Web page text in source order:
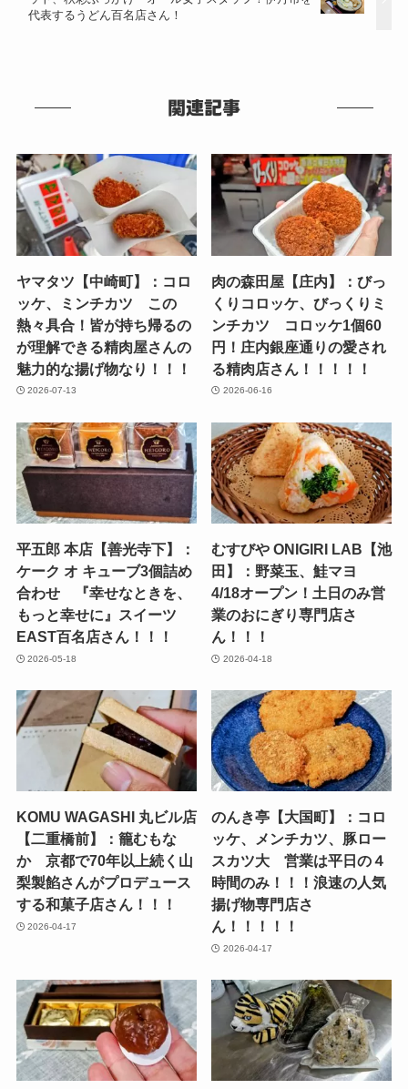
代表するうどん百名店さん！
関連記事
ヤマタツ【中崎町】：コロ
ッケ、ミンチカツ この
熱々具合！皆が持ち帰るの
が理解できる精肉屋さんの
魅力的な揚げ物なり！！！
2026-07-13
肉の森田屋【庄内】：びっ
くりコロッケ、びっくりミ
ンチカツ コロッケ1個60
円！庄内銀座通りの愛され
る精肉店さん！！！！！
2026-06-16
平五郎 本店【善光寺下】：
ケーク オ キューブ3個詰め
合わせ 『幸せなときを、
もっと幸せに』スイーツ
EAST百名店さん！！！
2026-05-18
むすびや ONIGIRI LAB【池
田】：野菜玉、鮭マヨ
4/18オープン！土日のみ営
業のおにぎり専門店さ
ん！！！
2026-04-18
KOMU WAGASHI 丸ビル店
【二重橋前】：籠むもな
か 京都で70年以上続く山
梨製餡さんがプロデュース
する和菓子店さん！！！
2026-04-17
のんき亭【大国町】：コロ
ッケ、メンチカツ、豚ロー
スカツ大 営業は平日の４
時間のみ！！！浪速の人気
揚げ物専門店さ
ん！！！！！
2026-04-17